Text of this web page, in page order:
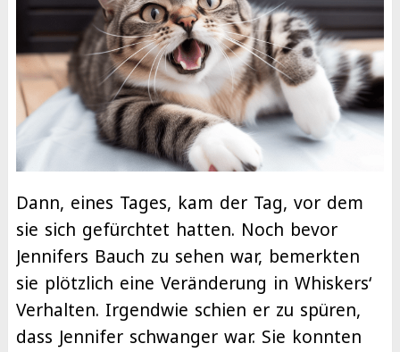
Dann, eines Tages, kam der Tag, vor dem
sie sich gefürchtet hatten. Noch bevor
Jennifers Bauch zu sehen war, bemerkten
sie plötzlich eine Veränderung in Whiskers‘
Verhalten. Irgendwie schien er zu spüren,
dass Jennifer schwanger war. Sie konnten